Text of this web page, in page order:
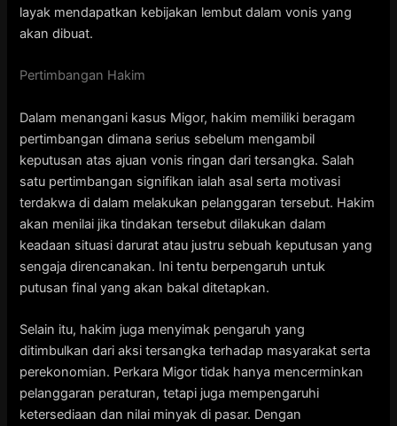
layak mendapatkan kebijakan lembut dalam vonis yang
akan dibuat.
Pertimbangan Hakim
Dalam menangani kasus Migor, hakim memiliki beragam
pertimbangan dimana serius sebelum mengambil
keputusan atas ajuan vonis ringan dari tersangka. Salah
satu pertimbangan signifikan ialah asal serta motivasi
terdakwa di dalam melakukan pelanggaran tersebut. Hakim
akan menilai jika tindakan tersebut dilakukan dalam
keadaan situasi darurat atau justru sebuah keputusan yang
sengaja direncanakan. Ini tentu berpengaruh untuk
putusan final yang akan bakal ditetapkan.
Selain itu, hakim juga menyimak pengaruh yang
ditimbulkan dari aksi tersangka terhadap masyarakat serta
perekonomian. Perkara Migor tidak hanya mencerminkan
pelanggaran peraturan, tetapi juga mempengaruhi
ketersediaan dan nilai minyak di pasar. Dengan